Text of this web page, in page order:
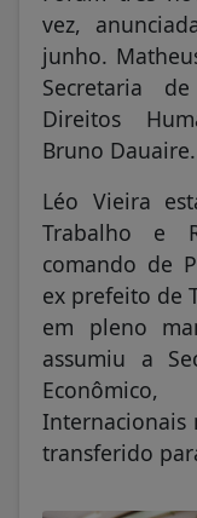
vez,
junho.
Secretaria
Direitos
Bruno Dauaire.
Léo Vieira
Trabalho e
comando de
ex prefeito de
em pleno
assumiu a
Internacionais
transferido